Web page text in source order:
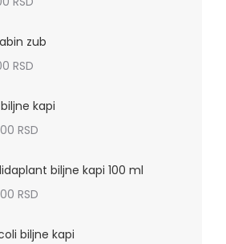
zub
RSD
kapi
RSD
biljne kapi 100 ml
RSD
biljne kapi